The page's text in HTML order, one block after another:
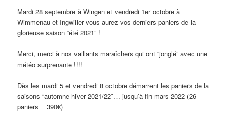
Mardi 28 septembre à Wingen et vendredi 1er octobre à
Wimmenau et Ingwiller vous aurez vos derniers paniers de la
glorieuse saison “été 2021” !
Merci, merci à nos vaillants maraîchers qui ont “jonglé” avec une
météo surprenante !!!!
Dès les mardi 5 et vendredi 8 octobre démarrent les paniers de la
saisons “automne-hiver 2021/22″… jusqu’à fin mars 2022 (26
paniers = 390€)